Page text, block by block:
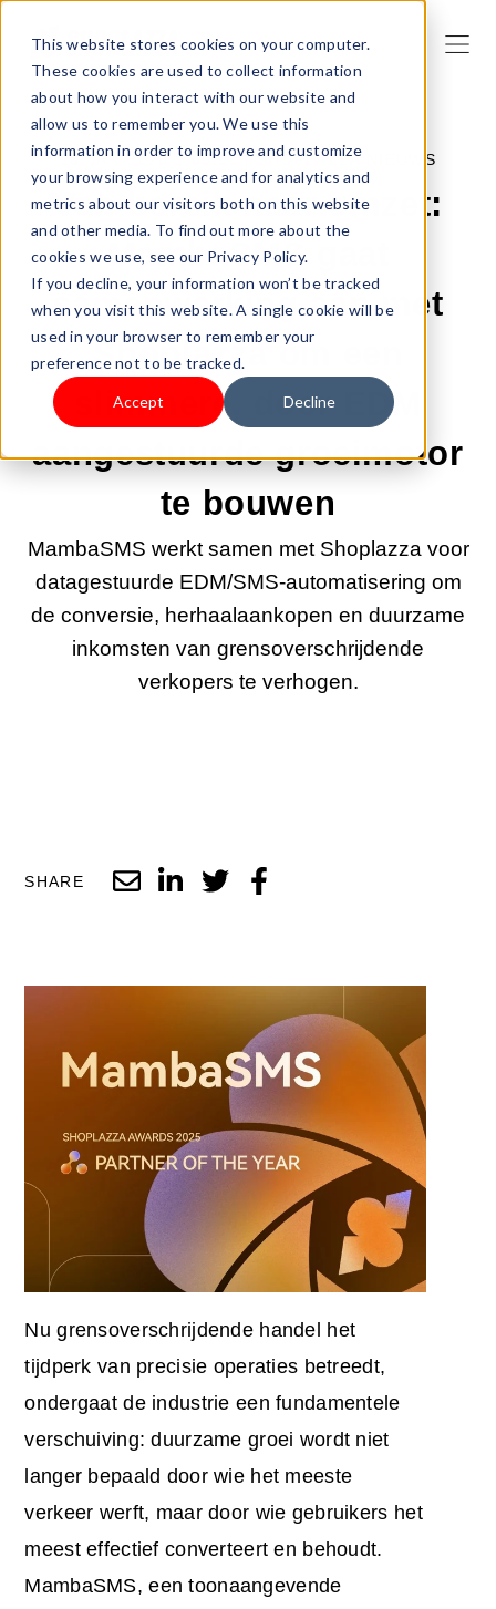
This website stores cookies on your computer.
These cookies are used to collect information
about how you interact with our website and
allow us to remember you. We use this
information in order to improve and customize
your browsing experience and for analytics and
metrics about our visitors both on this website
and other media. To find out more about the
cookies we use, see our Privacy Policy.
If you decline, your information won’t be tracked
when you visit this website. A single cookie will be
used in your browser to remember your
preference not to be tracked.
Accept Decline
28-JAN-2026 2:00:01 | SHOPLAZZA NIEUWS
Van bereik naar omzet:
MambaSMS gaat
samenwerking aan met
Shoplazza om een
slimmere, door EDM
aangestuurde groeimotor
te bouwen
MambaSMS werkt samen met Shoplazza voor
datagestuurde EDM/SMS-automatisering om
de conversie, herhaalaankopen en duurzame
inkomsten van grensoverschrijdende
verkopers te verhogen.
SHARE
Nu grensoverschrijdende handel het
tijdperk van precisie operaties betreedt,
ondergaat de industrie een fundamentele
verschuiving: duurzame groei wordt niet
langer bepaald door wie het meeste
verkeer werft, maar door wie gebruikers het
meest effectief converteert en behoudt.
MambaSMS, een toonaangevende